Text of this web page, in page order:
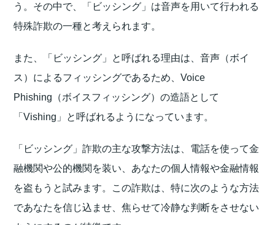
う。その中で、「ビッシング」は音声を用いて行われる
特殊詐欺の一種と考えられます。
また、「ビッシング」と呼ばれる理由は、音声（ボイ
ス）によるフィッシングであるため、Voice
Phishing（ボイスフィッシング）の造語として
「Vishing」と呼ばれるようになっています。
「ビッシング」詐欺の主な攻撃方法は、電話を使って金
融機関や公的機関を装い、あなたの個人情報や金融情報
を盗もうと試みます。この詐欺は、特に次のような方法
であなたを信じ込ませ、焦らせて冷静な判断をさせない